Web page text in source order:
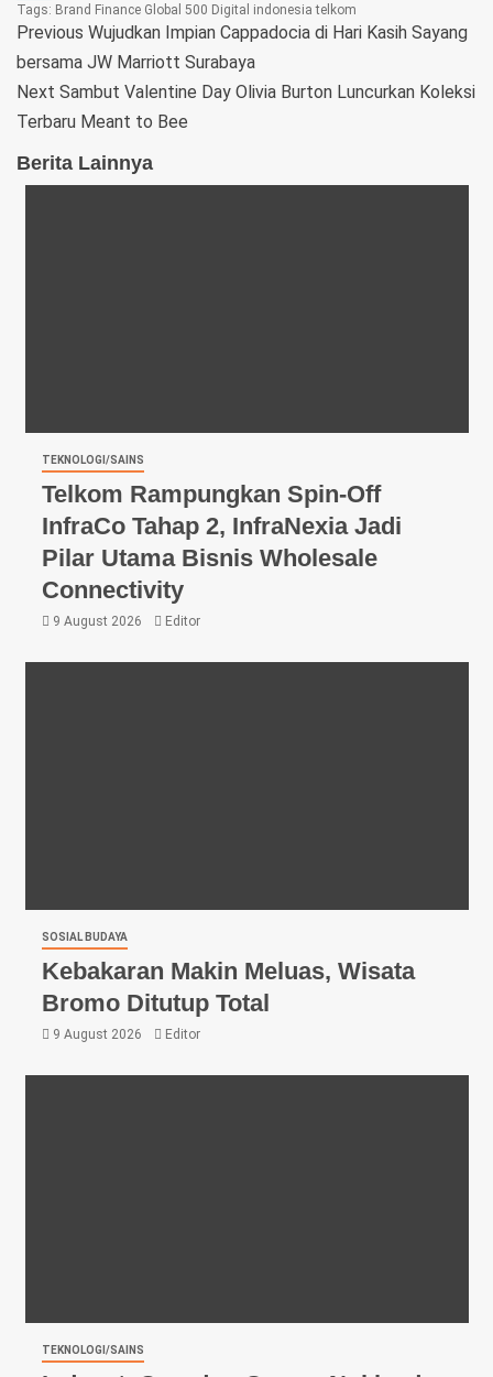
Telegram
Tags: Brand Finance Global 500 Digital indonesia telkom
Previous Wujudkan Impian Cappadocia di Hari Kasih Sayang
bersama JW Marriott Surabaya
Next Sambut Valentine Day Olivia Burton Luncurkan Koleksi
Terbaru Meant to Bee
Berita Lainnya
TEKNOLOGI/SAINS
Telkom Rampungkan Spin-Off
InfraCo Tahap 2, InfraNexia Jadi
Pilar Utama Bisnis Wholesale
Connectivity
9 August 2026 Editor
SOSIAL BUDAYA
Kebakaran Makin Meluas, Wisata
Bromo Ditutup Total
9 August 2026 Editor
TEKNOLOGI/SAINS